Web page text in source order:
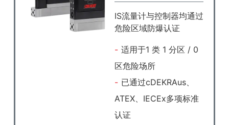
IS流量计与控制器均通过
危险区域防爆认证
适用于1 类 1 分区 / 0
区危险场所
已通过cDEKRAus、
ATEX、IECEx多项标准
认证